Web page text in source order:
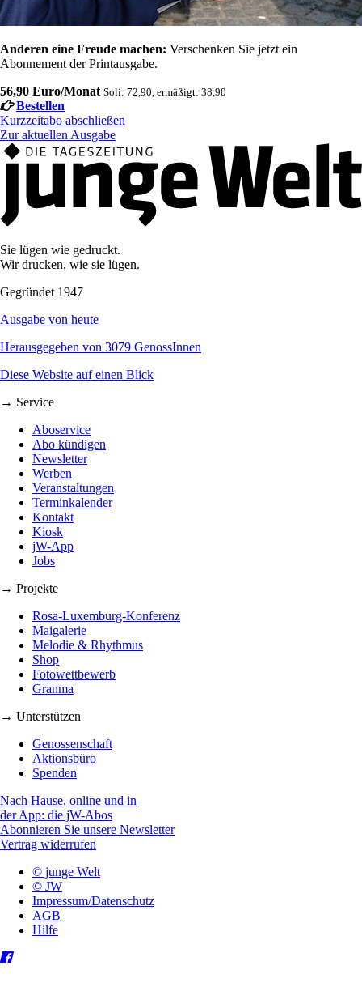
Anderen eine Freude machen: Verschenken Sie jetzt ein
Abonnement der Printausgabe.
56,90 Euro/Monat Soli: 72,90, ermäßigt: 38,90
Bestellen
Kurzzeitabo abschließen
Zur aktuellen Ausgabe
Sie lügen wie gedruckt.
Wir drucken, wie sie lügen.
Gegründet 1947
Ausgabe von heute
Herausgegeben von 3079 GenossInnen
Diese Website auf einen Blick
→ Service
Aboservice
Abo kündigen
Newsletter
Werben
Veranstaltungen
Terminkalender
Kontakt
Kiosk
jW-App
Jobs
→ Projekte
Rosa-Luxemburg-Konferenz
Maigalerie
Melodie & Rhythmus
Shop
Fotowettbewerb
Granma
→ Unterstützen
Genossenschaft
Aktionsbüro
Spenden
Nach Hause, online und in
der App: die jW-Abos
Abonnieren Sie unsere Newsletter
Vertrag widerrufen
© junge Welt
© JW
Impressum/Datenschutz
AGB
Hilfe